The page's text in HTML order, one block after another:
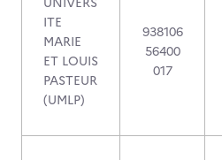
ITE
MARIE
ET LOUIS
PASTEUR
(UMLP)
938106
56400
017